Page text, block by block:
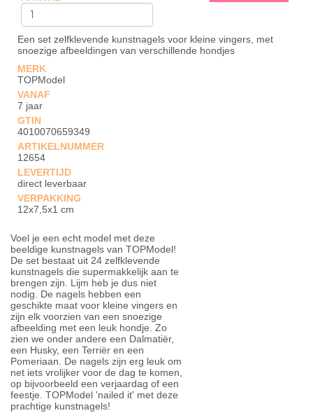
Een set zelfklevende kunstnagels voor kleine vingers, met
snoezige afbeeldingen van verschillende hondjes
MERK
TOPModel
VANAF
7 jaar
GTIN
4010070659349
ARTIKELNUMMER
12654
LEVERTIJD
direct leverbaar
VERPAKKING
12x7,5x1 cm
Voel je een echt model met deze
beeldige kunstnagels van TOPModel!
De set bestaat uit 24 zelfklevende
kunstnagels die supermakkelijk aan te
brengen zijn. Lijm heb je dus niet
nodig. De nagels hebben een
geschikte maat voor kleine vingers en
zijn elk voorzien van een snoezige
afbeelding met een leuk hondje. Zo
zien we onder andere een Dalmatiër,
een Husky, een Terriër en een
Pomeriaan. De nagels zijn erg leuk om
net iets vrolijker voor de dag te komen,
op bijvoorbeeld een verjaardag of een
feestje. TOPModel 'nailed it' met deze
prachtige kunstnagels!